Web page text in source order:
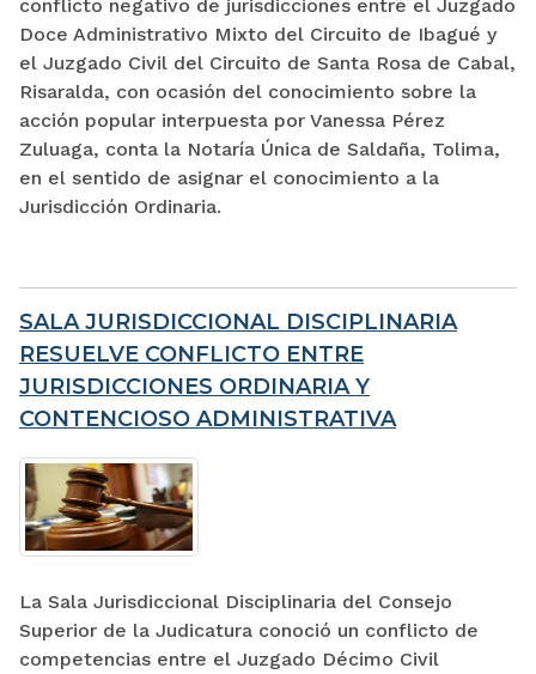
conflicto negativo de jurisdicciones entre el Juzgado
Doce Administrativo Mixto del Circuito de Ibagué y
el Juzgado Civil del Circuito de Santa Rosa de Cabal,
Risaralda, con ocasión del conocimiento sobre la
acción popular interpuesta por Vanessa Pérez
Zuluaga, conta la Notaría Única de Saldaña, Tolima,
en el sentido de asignar el conocimiento a la
Jurisdicción Ordinaria.
SALA JURISDICCIONAL DISCIPLINARIA
RESUELVE CONFLICTO ENTRE
JURISDICCIONES ORDINARIA Y
CONTENCIOSO ADMINISTRATIVA
La Sala Jurisdiccional Disciplinaria del Consejo
Superior de la Judicatura conoció un conflicto de
competencias entre el Juzgado Décimo Civil